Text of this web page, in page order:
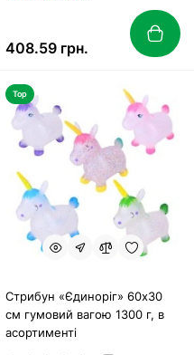
408.59 грн.
Top
Стрибун «Єдиноріг» 60х30
см гумовий вагою 1300 г, в
асортименті